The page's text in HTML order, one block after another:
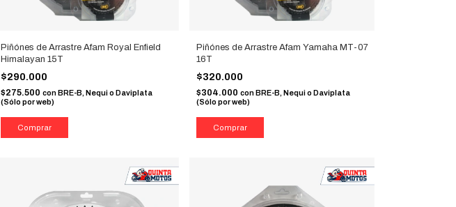
Piñónes de Arrastre Afam Royal Enfield
Himalayan 15T
$290.000
$275.500 con BRE-B, Nequi o Daviplata
(Sólo por web)
Piñónes de Arrastre Afam Yamaha MT-07
16T
$320.000
$304.000 con BRE-B, Nequi o Daviplata
(Sólo por web)